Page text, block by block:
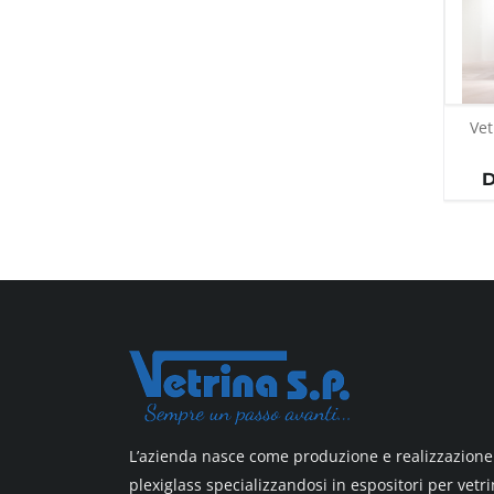
L’azienda nasce come produzione e
plexiglass specializzandosi in espositori per